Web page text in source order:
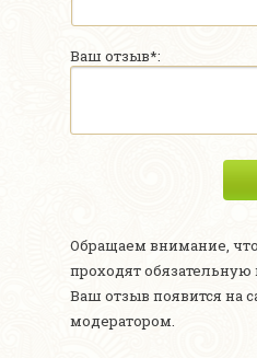
Ваш отзыв*:
Обращаем внимание,
проходят
Ваш отзыв появится на
модератором.